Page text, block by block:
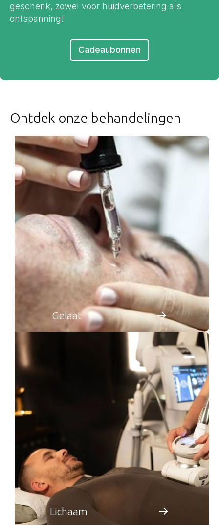
geschenk, zowel voor huidverbetering als
ontspanning!
Cadeaubonnen
Ontdek onze behandelingen
Gelaat
Lichaam